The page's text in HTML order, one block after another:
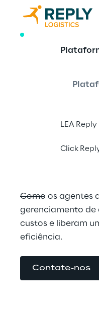
LEA Reply
Click
Como os agentes
gerenciamento de
custos e liberam
eficiência.
Contate-nos